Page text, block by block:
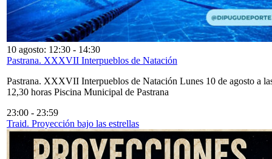
10 agosto: 12:30 - 14:30
Pastrana. XXXVII Interpueblos de Natación
Pastrana. XXXVII Interpueblos de Natación Lunes 10 de agosto a
12,30 horas Piscina Municipal de Pastrana
23:00 - 23:59
Traid. Proyección bajo las estrellas